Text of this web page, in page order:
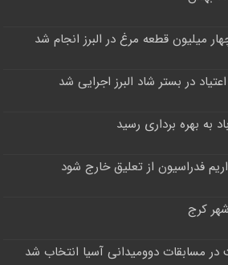
میلیون قطعه مرغ در البرز انجام شد
در بستر شاد البرز اجرایی شد
فدراسیون از تعلیق خارج شود
کرج
در مسابقات دوومیدانی آسیا انتخاب شد